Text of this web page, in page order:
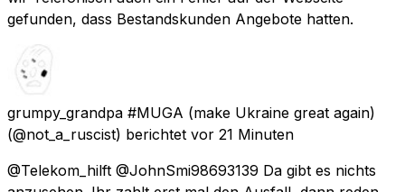
gefunden, dass Bestandskunden Angebote hatten.
grumpy_grandpa #MUGA (make Ukraine great again)
(@not_a_ruscist) berichtet vor 21 Minuten
@Telekom_hilft @JohnSmi98693139 Da gibt es nichts